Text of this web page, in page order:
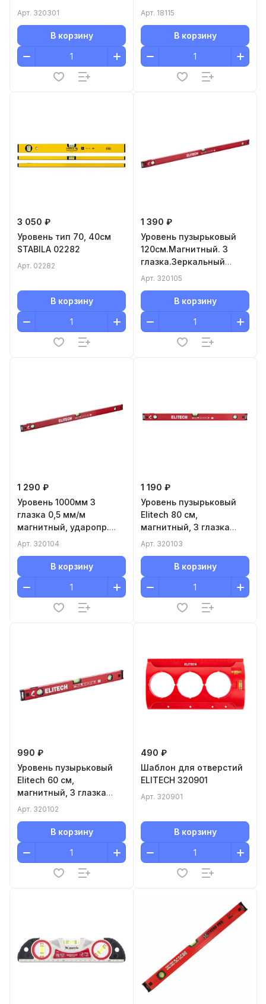
Арт. 320301
В корзину
Арт. 18115
В корзину
3 050 ₽
Уровень тип 70, 40см
STABILA 02282
Арт. 02282
В корзину
1 390 ₽
Уровень пузырьковый
120см.Магнитный. 3
глазка.Зеркальный
глазок.Погрешность 0,5
Арт. 320105
В корзину
1 290 ₽
Уровень 1000мм 3
глазка 0,5 мм/м
магнитный, ударопр.
ELITECH
Арт. 320104
В корзину
1 190 ₽
Уровень пузырьковый
Elitech 80 см,
магнитный, 3 глазка
320103
Арт. 320103
В корзину
990 ₽
Уровень пузырьковый
Elitech 60 см,
магнитный, 3 глазка
320102
Арт. 320102
В корзину
490 ₽
Шаблон для отверстий
ELITECH 320901
Арт. 320901
В корзину